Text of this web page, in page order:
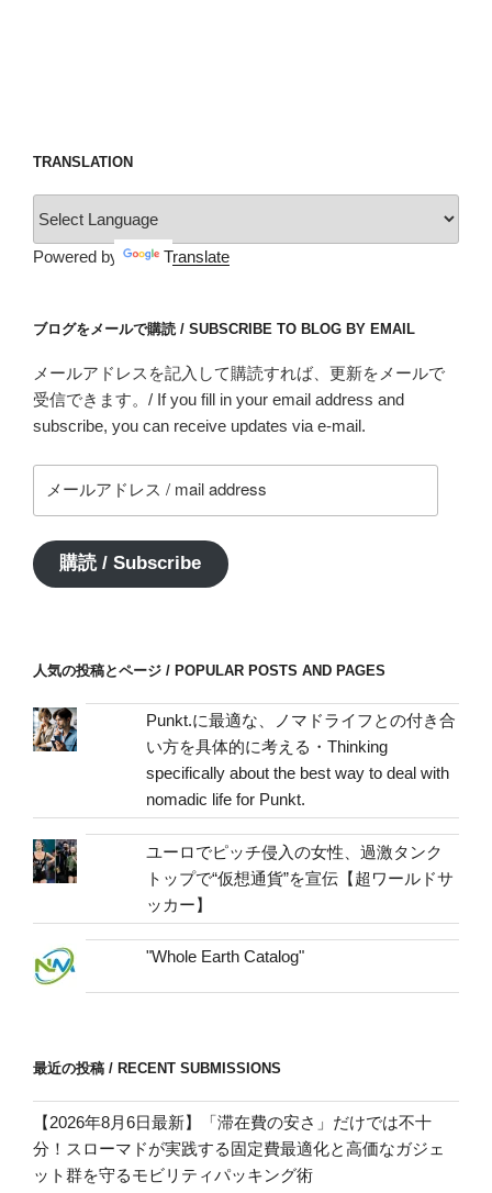
TRANSLATION
Powered by Translate
ブログをメールで購読 / SUBSCRIBE TO BLOG BY EMAIL
メールアドレスを記入して購読すれば、更新をメールで
受信できます。/ If you fill in your email address and
subscribe, you can receive updates via e-mail.
ー
ア
ド
address
購読 / Subscribe
人気の投稿とページ / POPULAR POSTS AND PAGES
Punkt.に最適な、ノマドライフとの付き合
い方を具体的に考える・Thinking
specifically about the best way to deal with
nomadic life for Punkt.
ユーロでピッチ侵入の女性、過激タンク
トップで“仮想通貨”を宣伝【超ワールドサ
ッカー】
"Whole Earth Catalog"
最近の投稿 / RECENT SUBMISSIONS
【2026年8月6日最新】「滞在費の安さ」だけでは不十
分！スローマドが実践する固定費最適化と高価なガジェ
ット群を守るモビリティパッキング術